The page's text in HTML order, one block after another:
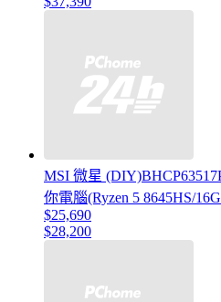
MSI 微星
你電腦(Ryzen 5 8645HS/
$25,690
$28,200